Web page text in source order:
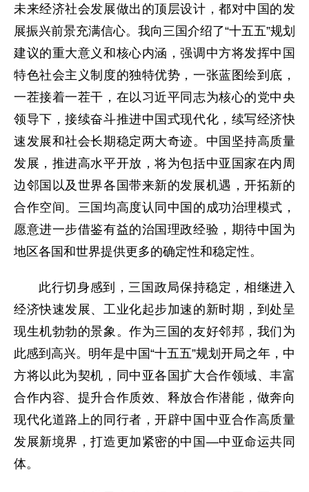
未来经济社会发展做出的顶层设计，都对中国的发
展振兴前景充满信心。我向三国介绍了“十五五”规划
建议的重大意义和核心内涵，强调中方将发挥中国
特色社会主义制度的独特优势，一张蓝图绘到底，
一茬接着一茬干，在以习近平同志为核心的党中央
领导下，接续奋斗推进中国式现代化，续写经济快
速发展和社会长期稳定两大奇迹。中国坚持高质量
发展，推进高水平开放，将为包括中亚国家在内周
边邻国以及世界各国带来新的发展机遇，开拓新的
合作空间。三国均高度认同中国的成功治理模式，
愿意进一步借鉴有益的治国理政经验，期待中国为
地区各国和世界提供更多的确定性和稳定性。
此行切身感到，三国政局保持稳定，相继进入
经济快速发展、工业化起步加速的新时期，到处呈
现生机勃勃的景象。作为三国的友好邻邦，我们为
此感到高兴。明年是中国“十五五”规划开局之年，中
方将以此为契机，同中亚各国扩大合作领域、丰富
合作内容、提升合作质效、释放合作潜能，做奔向
现代化道路上的同行者，开辟中国中亚合作高质量
发展新境界，打造更加紧密的中国—中亚命运共同
体。